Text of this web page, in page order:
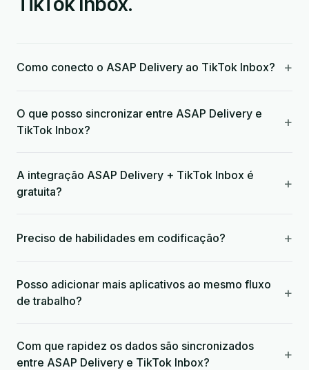
Como conecto o ASAP Delivery ao TikTok Inbox? +
O que posso sincronizar entre ASAP Delivery e
TikTok Inbox?
+
A integração ASAP Delivery + TikTok Inbox é
gratuita?
+
Preciso de habilidades em codificação? +
Posso adicionar mais aplicativos ao mesmo fluxo
de trabalho?
+
Com que rapidez os dados são sincronizados
entre ASAP Delivery e TikTok Inbox?
+